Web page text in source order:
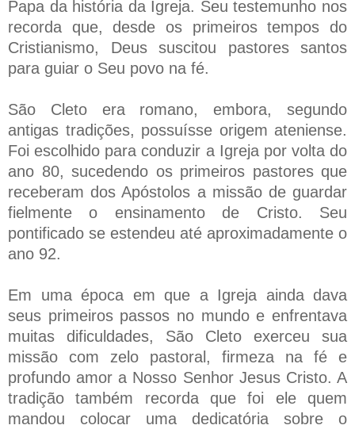
Papa da história da Igreja. Seu testemunho nos
recorda que, desde os primeiros tempos do
Cristianismo, Deus suscitou pastores santos
para guiar o Seu povo na fé.
São Cleto era romano, embora, segundo
antigas tradições, possuísse origem ateniense.
Foi escolhido para conduzir a Igreja por volta do
ano 80, sucedendo os primeiros pastores que
receberam dos Apóstolos a missão de guardar
fielmente o ensinamento de Cristo. Seu
pontificado se estendeu até aproximadamente o
ano 92.
Em uma época em que a Igreja ainda dava
seus primeiros passos no mundo e enfrentava
muitas dificuldades, São Cleto exerceu sua
missão com zelo pastoral, firmeza na fé e
profundo amor a Nosso Senhor Jesus Cristo. A
tradição também recorda que foi ele quem
mandou colocar uma dedicatória sobre o